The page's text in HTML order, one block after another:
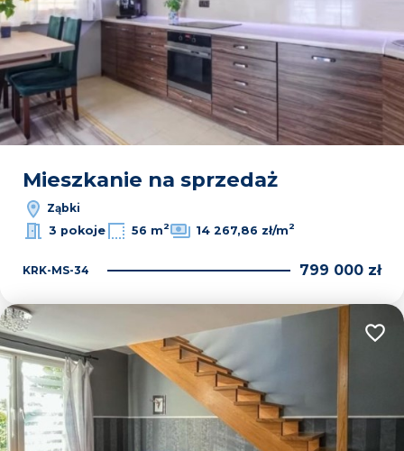
Mieszkanie na sprzedaż
Ząbki
3 pokoje
56 m2 14 267,86 zł/m2
KRK-MS-34 799 000 zł